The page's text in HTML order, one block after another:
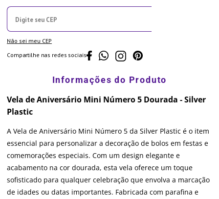
Não sei meu CEP
Compartilhe nas redes sociais
Vela de Aniversário Mini Número 5 Dourada - Silver
Plastic
A Vela de Aniversário Mini Número 5 da Silver Plastic é o item
essencial para personalizar a decoração de bolos em festas e
comemorações especiais. Com um design elegante e
acabamento na cor dourada, esta vela oferece um toque
sofisticado para qualquer celebração que envolva a marcação
de idades ou datas importantes. Fabricada com parafina e